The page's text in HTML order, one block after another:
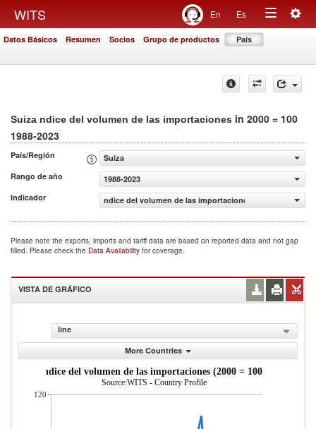
WITS En Es
Toggle
Datos Básicos Resumen Socios Grupo de productos País
Suiza ndice del volumen de las importaciones in 2000 = 100
1988-2023
País/Región
Suiza
Rango de año
1988-2023
Indicador
ndice del volumen de las importaciones (2000 = 100)
Please note the exports, imports and tariff data are based on reported data and not gap
filled. Please check the Data Availability for coverage.
VISTA DE GRÁFICO
line
More Countries
ndice del volumen de las importaciones (2000 = 100)
Source:WITS - Country Profile
120